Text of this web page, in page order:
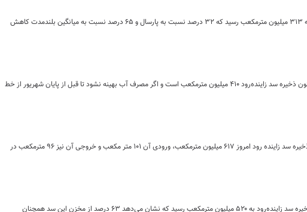
مدیر بهره‌برداری سد زاینده‌رود گفت: ذخیره آب سد زاینده‌رود تا ۲۸ تیر به ۳۱۳ میلیون مترمکعب رسید که ۳۲ درصد نسبت به پارسال و ۶۵ درصد نسبت به میانگین بلندمدت کاهش
معاون حفاظت و بهره برداری شرکت آب منطقه ای اصفهان گفت:هم اکنون ذخیره سد زاینده‌رود ۴۱۰ میلیون مترمکعب است و اگر مصرف آب بهینه نشود تا قبل از پایان شهریور از خط
معاون حفاظت و بهره برداری شرکت آب منطقه ای اصفهان گفت:حجم ذخیره سد زاینده رود امروز ۶۱۷ میلیون مترمکعب، ورودی آن ۱۰۱ متر مکعب و خروجی آن نیز ۹۶ مترمکعب در
معاون حفاظت و بهره‌برداری شرکت آب منطقه‌ای اصفهان گفت:مقدار ذخیره سد زاینده‌رود به ۵۲۰ میلیون مترمکعب رسید که نشان می‌دهد ۶۳ درصد از مخزن این سد همچنان